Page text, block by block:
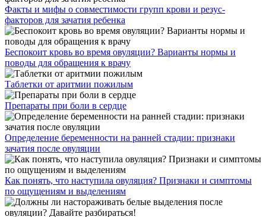
Факты и мифы о совместимости групп крови и резус-
факторов для зачатия ребенка
Беспокоит кровь во время овуляции? Варианты нормы и
поводы для обращения к врачу
Таблетки от аритмии пожилым
Препараты при боли в сердце
Определение беременности на ранней стадии: признаки
зачатия после овуляции
Как понять, что наступила овуляция? Признаки и симптомы
по ощущениям и выделениям